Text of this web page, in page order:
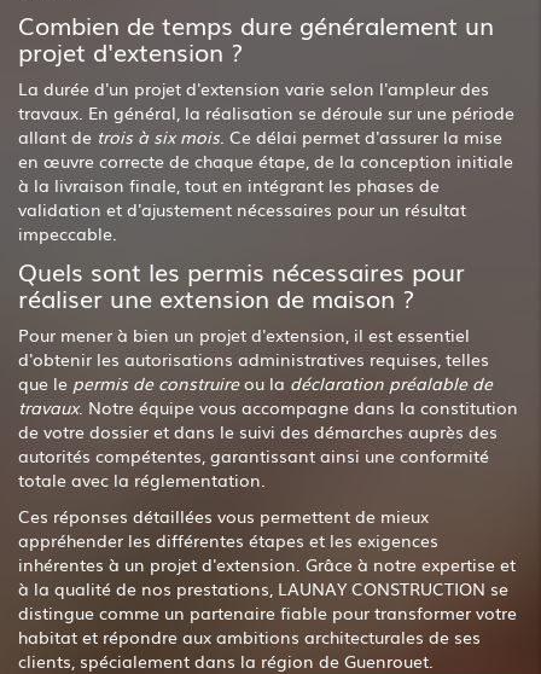
Combien de temps dure généralement un
projet d'extension ?
La durée d'un projet d'extension varie selon l'ampleur des
travaux. En général, la réalisation se déroule sur une période
allant de trois à six mois. Ce délai permet d'assurer la mise
en œuvre correcte de chaque étape, de la conception initiale
à la livraison finale, tout en intégrant les phases de
validation et d'ajustement nécessaires pour un résultat
impeccable.
Quels sont les permis nécessaires pour
réaliser une extension de maison ?
Pour mener à bien un projet d'extension, il est essentiel
d'obtenir les autorisations administratives requises, telles
que le permis de construireou la déclaration préalable de
travaux. Notre équipe vous accompagne dans la constitution
de votre dossier et dans le suivi des démarches auprès des
autorités compétentes, garantissant ainsi une conformité
totale avec la réglementation.
Ces réponses détaillées vous permettent de mieux
appréhender les différentes étapes et les exigences
inhérentes à un projet d'extension. Grâce à notre expertise et
à la qualité de nos prestations, LAUNAY CONSTRUCTION se
distingue comme un partenaire fiable pour transformer votre
habitat et répondre aux ambitions architecturales de ses
clients, spécialement dans la région de Guenrouet.